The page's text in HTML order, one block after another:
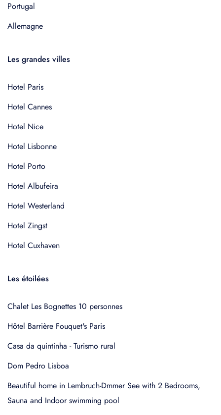
Portugal
Allemagne
Les grandes villes
Hotel Paris
Hotel Cannes
Hotel Nice
Hotel Lisbonne
Hotel Porto
Hotel Albufeira
Hotel Westerland
Hotel Zingst
Hotel Cuxhaven
Les étoilées
Chalet Les Bognettes 10 personnes
Hôtel Barrière Fouquet's Paris
Casa da quintinha - Turismo rural
Dom Pedro Lisboa
Beautiful home in Lembruch-Dmmer See with 2 Bedrooms,
Sauna and Indoor swimming pool